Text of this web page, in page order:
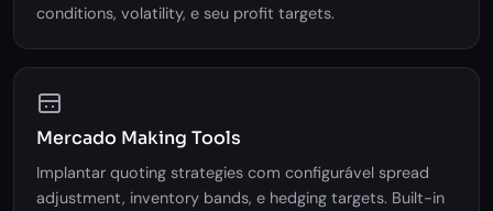
conditions, volatility, e seu profit targets.
Mercado Making Tools
Implantar quoting strategies com configurável spread
adjustment, inventory bands, e hedging targets. Built-in